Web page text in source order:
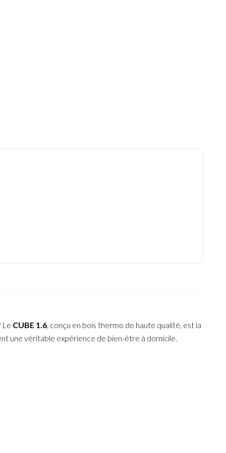
Le CUBE 1.6 , conçu en bois thermo de haute qualité, est la
une véritable expérience de bien-être à domicile.